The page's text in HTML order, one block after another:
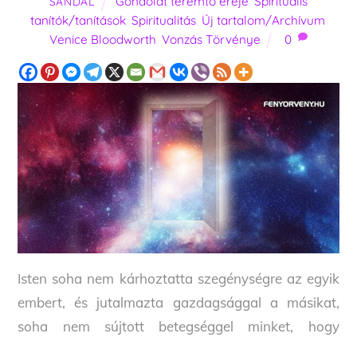
tanítók/tanítások, Spiritualitás, Új tartalom/Archívum
Venice Bloodworth Vonzás Törvénye 0
Isten soha nem kárhoztatta szegénységre az egyik
embert, és jutalmazta gazdagsággal a másikat,
soha nem sújtott betegséggel minket, hogy